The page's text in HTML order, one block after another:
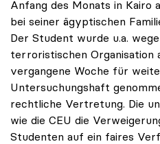
Anfang des Monats in Kairo
bei seiner ägyptischen
Der Student wurde u.a.
terroristischen Organisation
vergangene Woche für
Untersuchungshaft
rechtliche Vertretung. Die
wie die CEU die
Studenten auf ein faires